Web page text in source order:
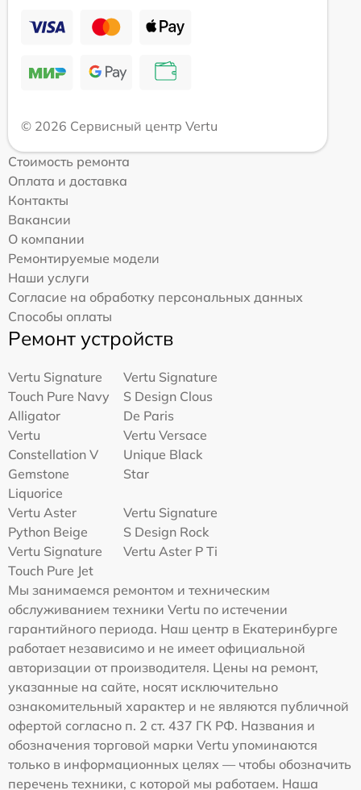
© 2026 Сервисный центр Vertu
Стоимость ремонта
Оплата и доставка
Контакты
Вакансии
О компании
Ремонтируемые модели
Наши услуги
Согласие на обработку персональных данных
Способы оплаты
Ремонт устройств
Vertu Signature
Touch Pure Navy
Alligator
Vertu Signature
S Design Clous
De Paris
Vertu
Constellation V
Gemstone
Liquorice
Vertu Versace
Unique Black
Star
Vertu Aster
Python Beige
Vertu Signature
S Design Rock
Vertu Signature
Touch Pure Jet
Vertu Aster P Ti
Мы занимаемся ремонтом и техническим
обслуживанием техники Vertu по истечении
гарантийного периода. Наш центр в Екатеринбурге
работает независимо и не имеет официальной
авторизации от производителя. Цены на ремонт,
указанные на сайте, носят исключительно
ознакомительный характер и не являются публичной
офертой согласно п. 2 ст. 437 ГК РФ. Названия и
обозначения торговой марки Vertu упоминаются
только в информационных целях — чтобы обозначить
перечень техники, с которой мы работаем. Наша